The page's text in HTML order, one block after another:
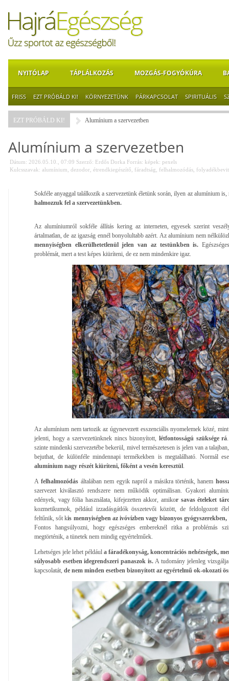
NYITÓLAP TÁPLÁLKOZÁS MOZGÁS-FOGYÓKÚRA
FRISS EZT PRÓBÁLD KI! KÖRNYEZETÜNK PÁRKAPCSOLAT SPIRITUÁLIS
EZT PRÓBÁLD KI! Alumínium a szervezetben
Alumínium a szervezetben
Dátum: 2026.05.10., 07:09 Szerző: Erdős Dorka Forrás: képek: pexels
Kulcsszavak: alumínium dezodor étrendkiegészítő fáradtság felhalmozódás
Sokféle anyaggal találkozik a szervezetünk életünk során, ilyen az alumínium is,
halmozzuk fel a szervezetünkben.
Az alumíniumról sokféle állítás kering az interneten, egyesek szerint
ártalmatlan, de az igazság ennél bonyolultabb azért. Az alumínium nem
mennyiségben elkerülhetetlenül jelen van az testünkben is.
problémát, mert a test képes kiüríteni, de ez nem mindenkire igaz.
Az alumínium nem tartozik az úgynevezett esszenciális nyomelemek közé,
jelenti, hogy a szervezetünknek nincs bizonyított, létfontosságú szüksége rá
szinte mindenki szervezetébe bekerül, mivel természetesen is jelen van a
bejuthat, de különféle mindennapi termékekben is megtalálható. Normál
alumínium nagy részét kiüríteni, főként a vesén keresztül
A felhalmozódás általában nem egyik napról a másikra történik, hanem
szervezet kiválasztó rendszere nem működik optimálisan. Gyakori
edények, vagy fólia használata, kifejezetten akkor, amikor savas ételeket
kozmetikumok, például izzadásgátlók összetevői között, de feldolgozott
feltűnik, sőt kis mennyiségben az ivóvízben vagy bizonyos
Fontos hangsúlyozni, hogy egészséges embereknél ritka a problémás
megtörténik, a tünetek nem mindig egyértelműek.
Lehetséges jele lehet például a fáradékonyság, koncentrációs nehézségek,
súlyosabb esetben idegrendszeri panaszok is. A tudomány jelenleg
kapcsolatát, de nem minden esetben bizonyított az egyértelmű ok-okozati